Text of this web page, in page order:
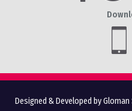
Designed & Developed by Gloman